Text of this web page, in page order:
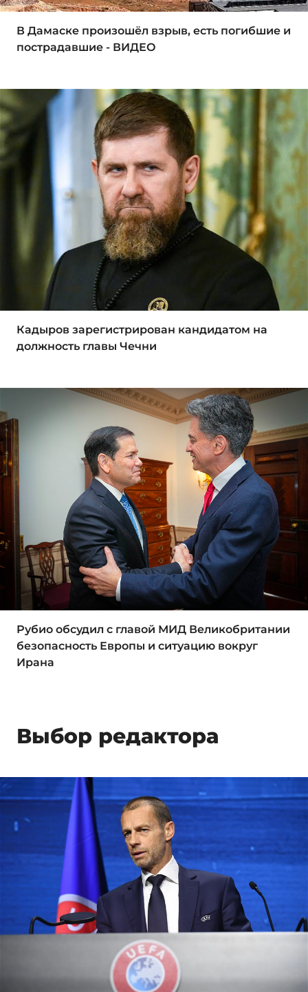
В Дамаске произошёл взрыв, есть погибшие и
пострадавшие - ВИДЕО
Кадыров зарегистрирован кандидатом на
должность главы Чечни
Рубио обсудил с главой МИД Великобритании
безопасность Европы и ситуацию вокруг
Ирана
Выбор редактора